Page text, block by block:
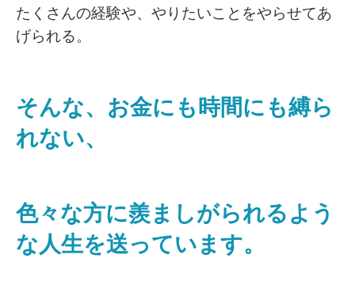
たくさんの経験や、やりたいことをやらせてあ
げられる。
そんな、お金にも時間にも縛ら
れない、
色々な方に羨ましがられるよう
な人生を送っています。